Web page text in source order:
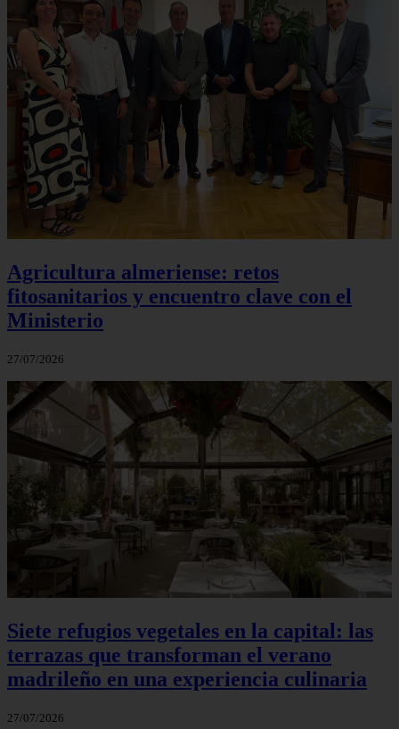
Agricultura almeriense: retos
fitosanitarios y encuentro clave con el
Ministerio
27/07/2026
Siete refugios vegetales en la capital: las
terrazas que transforman el verano
madrileño en una experiencia culinaria
27/07/2026